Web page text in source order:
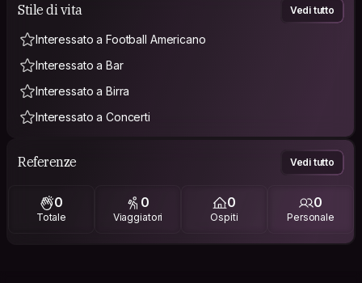
Stile di vita Vedi tutto
Interessato a Football Americano
Interessato a Bar
Interessato a Birra
Interessato a Concerti
Referenze Vedi tutto
0
Totale
0
Viaggiatori
0
Ospiti
0
Personale